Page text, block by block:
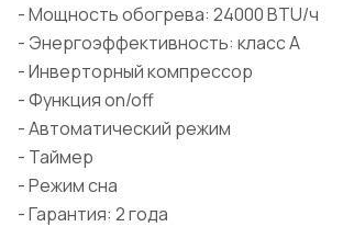
- Мощность обогрева: 24000 BTU/ч
- Энергоэффективность: класс A
- Инверторный компрессор
- Функция on/off
- Автоматический режим
- Таймер
- Режим сна
- Гарантия: 2 года